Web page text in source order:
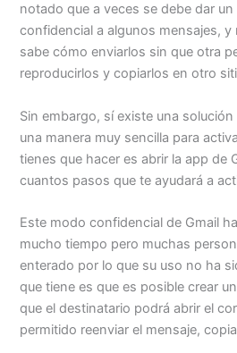
notado que a veces se debe dar
confidencial a algunos mensajes,
sabe cómo enviarlos sin que otra
reproducirlos y copiarlos en otro
Sin embargo, sí existe una
una manera muy sencilla para
tienes que hacer es abrir la app de
cuantos pasos que te ayudará a
Este modo confidencial de Gmail
mucho tiempo pero muchas
enterado por lo que su uso no ha
que tiene es que es posible crear
que el destinatario podrá abrir el
permitido reenviar el mensaje,